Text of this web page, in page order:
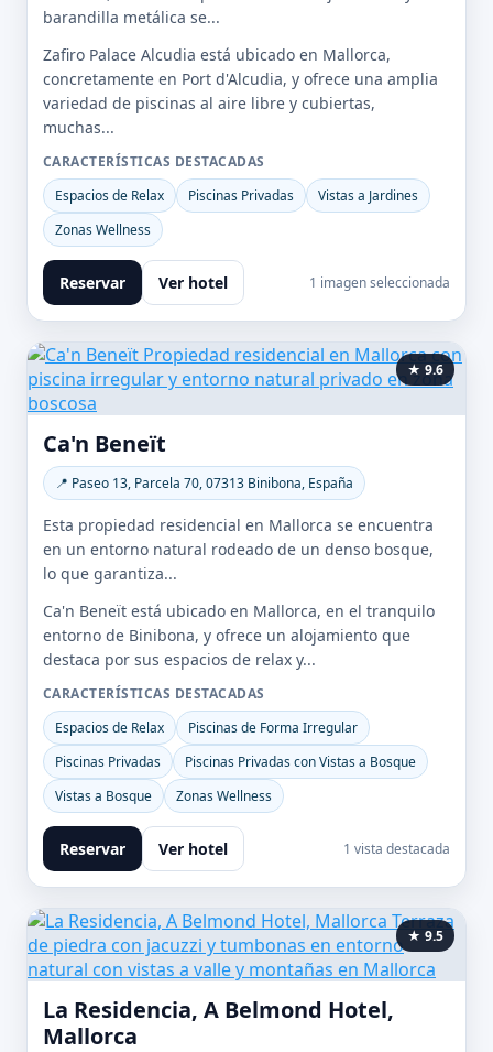
barandilla metálica se...
Zafiro Palace Alcudia está ubicado en Mallorca,
concretamente en Port d'Alcudia, y ofrece una amplia
variedad de piscinas al aire libre y cubiertas,
muchas...
CARACTERÍSTICAS DESTACADAS
Espacios de Relax
Piscinas Privadas
Vistas a Jardines
Zonas Wellness
Reservar Ver hotel 1 imagen seleccionada
★ 9.6
Ca'n Beneït
📍 Paseo 13, Parcela 70, 07313 Binibona, España
Esta propiedad residencial en Mallorca se encuentra
en un entorno natural rodeado de un denso bosque,
lo que garantiza...
Ca'n Beneït está ubicado en Mallorca, en el tranquilo
entorno de Binibona, y ofrece un alojamiento que
destaca por sus espacios de relax y...
CARACTERÍSTICAS DESTACADAS
Espacios de Relax
Piscinas de Forma Irregular
Piscinas Privadas
Piscinas Privadas con Vistas a Bosque
Vistas a Bosque
Zonas Wellness
Reservar Ver hotel 1 vista destacada
★ 9.5
La Residencia, A Belmond Hotel,
Mallorca